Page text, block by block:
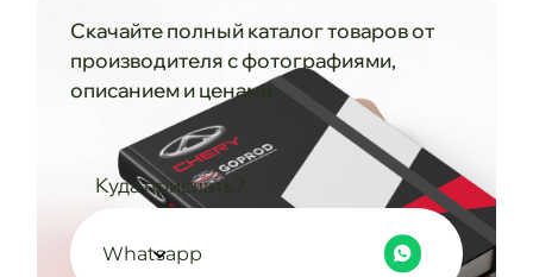
Скачайте полный каталог товаров от
производителя с фотографиями,
описанием и ценами
Куда прислать?
Whatsapp